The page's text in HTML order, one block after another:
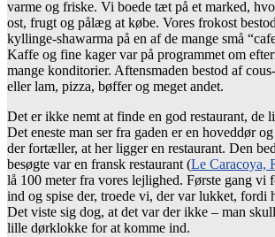
varme og friske. Vi boede tæt på et marked,
ost, frugt og pålæg at købe. Vores frokost
kyllinge-shawarma på en af de mange små
Kaffe og fine kager var på programmet om
mange konditorier. Aftensmaden bestod af
eller lam, pizza, bøffer og meget andet.
Det er ikke nemt at finde en god restaurant, de
Det eneste man ser fra gaden er en hoveddør
der fortæller, at her ligger en restaurant. Den
besøgte var en fransk restaurant (Le Caracoya,
lå 100 meter fra vores lejlighed. Første gang vi
ind og spise der, troede vi, der var lukket, fordi
Det viste sig dog, at det var der ikke – man
lille dørklokke for at komme ind.